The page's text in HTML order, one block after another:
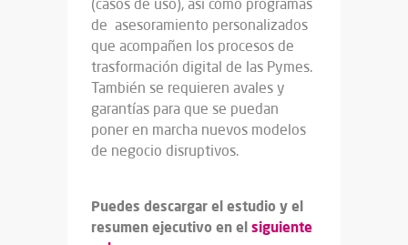
(casos de uso), así como programas
de asesoramiento personalizados
que acompañen los procesos de
trasformación digital de las Pymes.
También se requieren avales y
garantías para que se puedan
poner en marcha nuevos modelos
de negocio disruptivos.
Puedes descargar el estudio y el
resumen ejecutivo en el siguiente